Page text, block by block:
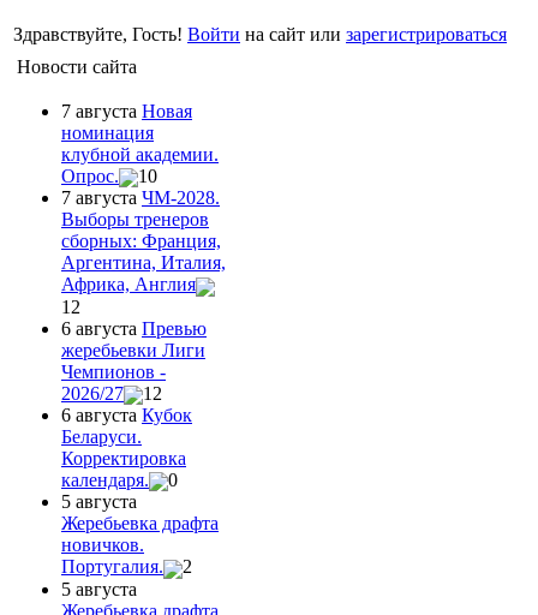
Здравствуйте, Гость! Войти на сайт или зарегистрироваться
Новости сайта
7 августа Новая
номинация
клубной академии.
Опрос.
10
7 августа ЧМ-2028.
Выборы тренеров
сборных: Франция,
Аргентина, Италия,
Африка, Англия
12
6 августа Превью
жеребьевки Лиги
Чемпионов -
2026/27
12
6 августа Кубок
Беларуси.
Корректировка
календаря.
0
5 августа
Жеребьевка драфта
новичков.
Португалия.
2
5 августа
Жеребьевка драфта